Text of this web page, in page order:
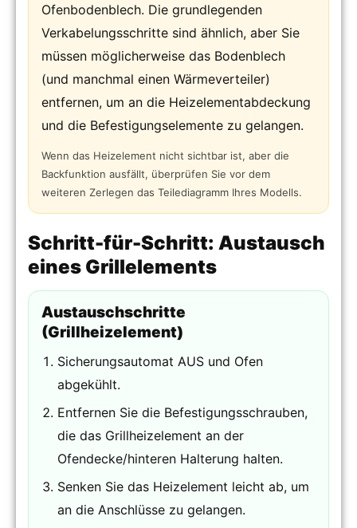
Ofenbodenblech. Die grundlegenden
Verkabelungsschritte sind ähnlich, aber Sie
müssen möglicherweise das Bodenblech
(und manchmal einen Wärmeverteiler)
entfernen, um an die Heizelementabdeckung
und die Befestigungselemente zu gelangen.
Wenn das Heizelement nicht sichtbar ist, aber die
Backfunktion ausfällt, überprüfen Sie vor dem
weiteren Zerlegen das Teilediagramm Ihres Modells.
Schritt-für-Schritt: Austausch
eines Grillelements
Austauschschritte
(Grillheizelement)
Sicherungsautomat AUS und Ofen
abgekühlt.
Entfernen Sie die Befestigungsschrauben,
die das Grillheizelement an der
Ofendecke/hinteren Halterung halten.
Senken Sie das Heizelement leicht ab, um
an die Anschlüsse zu gelangen.